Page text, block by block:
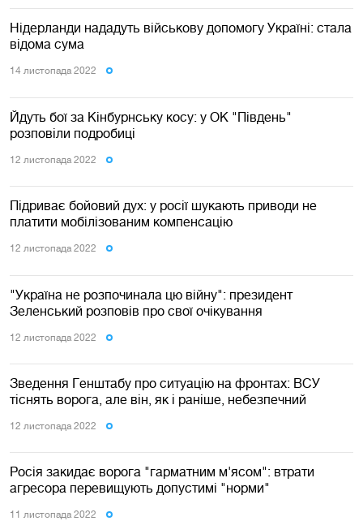
Нідерланди нададуть військову допомогу Україні: стала
відома сума
14 листопада 2022
Йдуть бої за Кінбурнську косу: у ОК "Південь"
розповіли подробиці
12 листопада 2022
Підриває бойовий дух: у росії шукають приводи не
платити мобілізованим компенсацію
12 листопада 2022
"Україна не розпочинала цю війну": президент
Зеленський розповів про свої очікування
12 листопада 2022
Зведення Генштабу про ситуацію на фронтах: ВСУ
тіснять ворога, але він, як і раніше, небезпечний
12 листопада 2022
Росія закидає ворога "гарматним м'ясом": втрати
агресора перевищують допустимі "норми"
11 листопада 2022